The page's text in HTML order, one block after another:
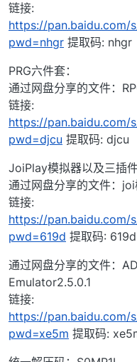
链接:
https://pan.baidu.com/
pwd=nhgr 提取码: nhgr
PRG六件套：
通过网盘分享的文件：
链接:
https://pan.baidu.com/
pwd=djcu 提取码: djcu
JoiPlay模拟器以及三插件
通过网盘分享的文件：
链接:
https://pan.baidu.com/
pwd=619d 提取码: 619d
通过网盘分享的文件：
Emulator2.5.0.1
链接:
https://pan.baidu.com/
pwd=xe5m 提取码: